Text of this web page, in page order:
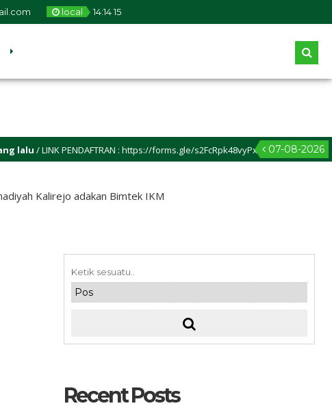
local 14:1416
07-08-2026
PENDAFTRAN : https://forms.gle/s2FcRpk48vyPxwps6
Kalirejo adakan Bimtek IKM
Recent Posts